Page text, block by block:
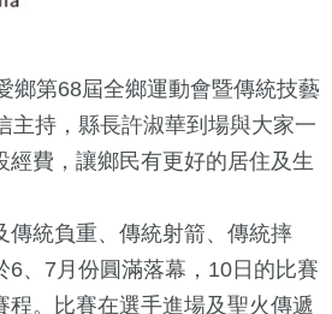
鄉第68屆全鄉運動會暨傳統技藝
主持，縣長許淑華到場與大家一
費，讓鄉民有更好的居住及生
統負重、傳統射箭、傳統摔
、7月份圓滿落幕，10日的比賽
。比賽在選手進場及聖火傳遞